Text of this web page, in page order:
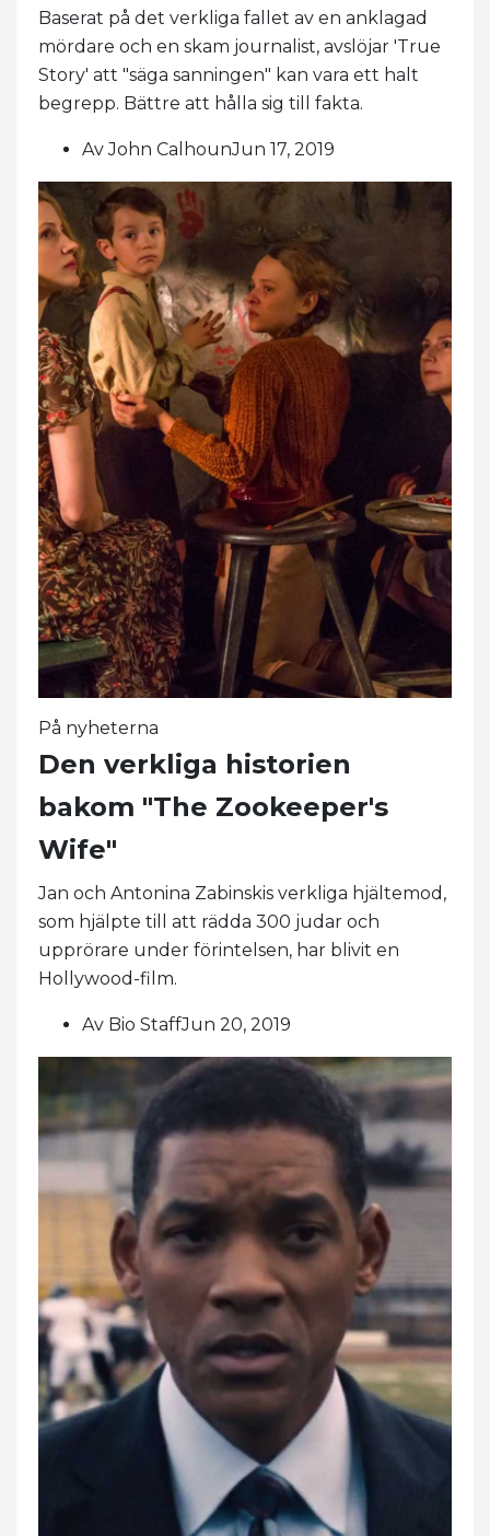
Baserat på det verkliga fallet av en anklagad
mördare och en skam journalist, avslöjar 'True
Story' att "säga sanningen" kan vara ett halt
begrepp. Bättre att hålla sig till fakta.
Av John CalhounJun 17, 2019
På nyheterna
Den verkliga historien
bakom "The Zookeeper's
Wife"
Jan och Antonina Zabinskis verkliga hjältemod,
som hjälpte till att rädda 300 judar och
upprörare under förintelsen, har blivit en
Hollywood-film.
Av Bio StaffJun 20, 2019